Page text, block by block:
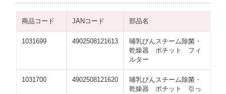
商品コード JANコード 部品名
1031699 4902508121613
哺乳びんスチーム除菌・
乾燥器 ポチット フィ
ルター
1031700 4902508121620
哺乳びんスチーム除菌・
乾燥器 ポチット 引っ